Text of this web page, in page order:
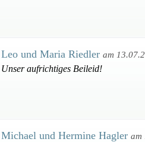
Leo und Maria Riedler am
Unser aufrichtiges Beileid!
Michael und Hermine Hagler am